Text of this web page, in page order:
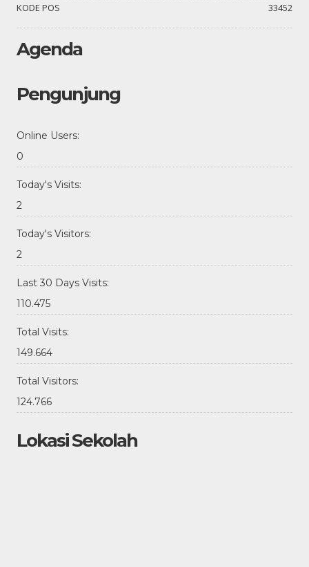
KODE POS
33452
Agenda
Pengunjung
Online Users:
0
Today's Visits:
2
Today's Visitors:
2
Last 30 Days Visits:
110.475
Total Visits:
149.664
Total Visitors:
124.766
Lokasi Sekolah